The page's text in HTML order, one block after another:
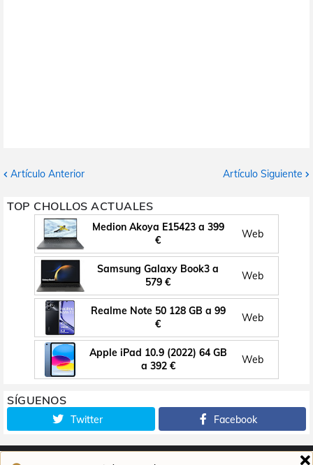
Artículo Anterior Artículo Siguiente
TOP CHOLLOS ACTUALES
Medion Akoya E15423 a 399
€
Web
Samsung Galaxy Book3 a
579 €
Web
Realme Note 50 128 GB a 99
€
Web
Apple iPad 10.9 (2022) 64 GB
a 392 €
Web
SÍGUENOS
Twitter Facebook